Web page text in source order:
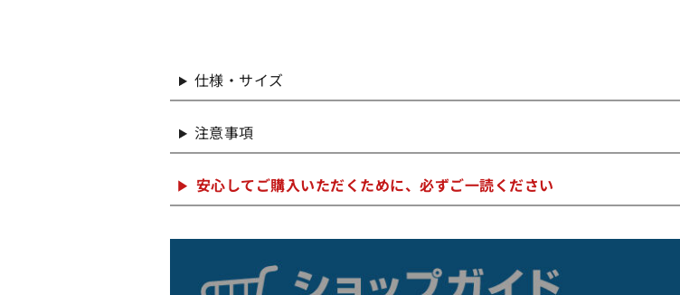
仕様・サイズ
注意事項
安心してご購入いただくために、必ずご一読ください